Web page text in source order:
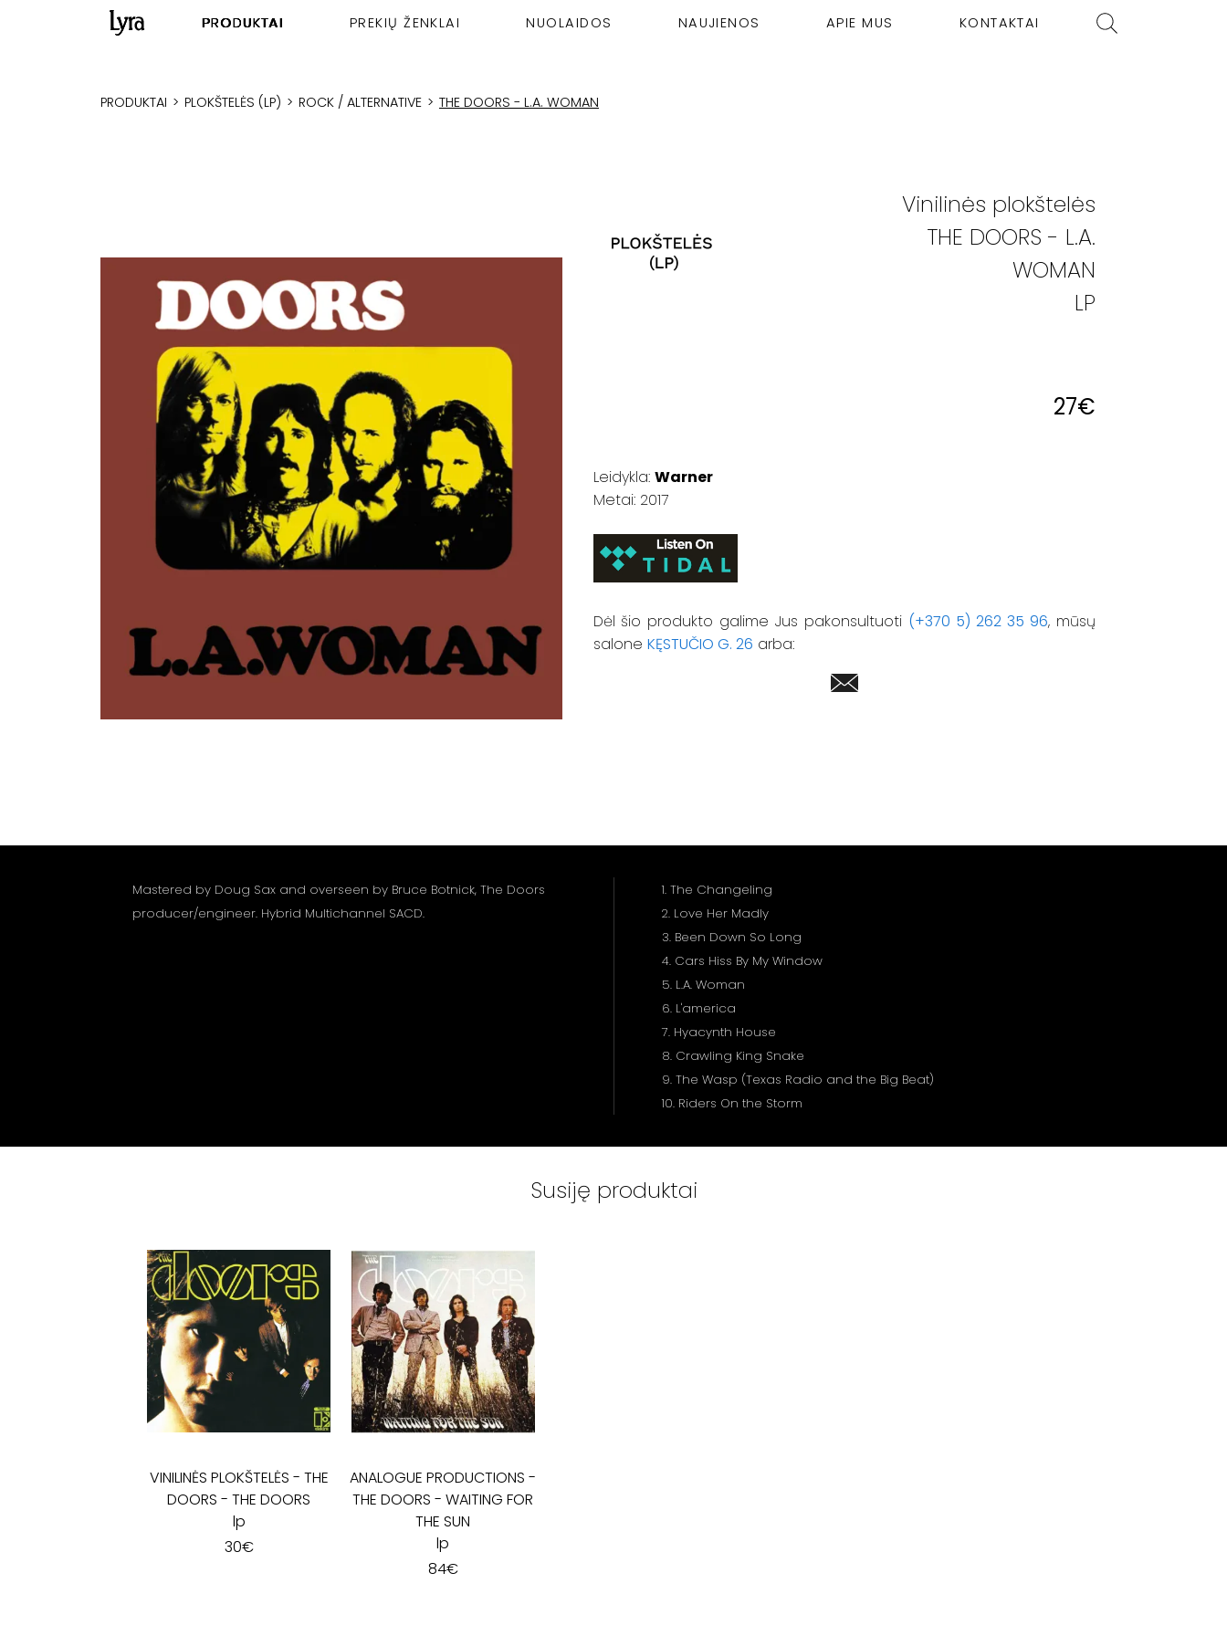
PRODUKTAI PREKIŲ ŽENKLAI NUOLAIDOS NAUJIENOS APIE MUS KONTAKTAI
PRODUKTAI > PLOKŠTELĖS (LP) > ROCK / ALTERNATIVE > THE DOORS - L.A. WOMAN
Vinilinės plokštelės
THE DOORS - L.A.
WOMAN
LP
27€
Leidykla: Warner
Metai: 2017
Dėl šio produkto galime Jus pakonsultuoti (+370 5) 262 35 96, mūsų
salone KĘSTUČIO G. 26 arba:
Mastered by Doug Sax and overseen by Bruce Botnick, The Doors
producer/engineer. Hybrid Multichannel SACD.
1. The Changeling
2. Love Her Madly
3. Been Down So Long
4. Cars Hiss By My Window
5. L.A. Woman
6. L'america
7. Hyacynth House
8. Crawling King Snake
9. The Wasp (Texas Radio and the Big Beat)
10. Riders On the Storm
Susiję produktai
VINILINĖS PLOKŠTELĖS - THE
DOORS - THE DOORS
lp
30€
ANALOGUE PRODUCTIONS -
THE DOORS - WAITING FOR
THE SUN
lp
84€